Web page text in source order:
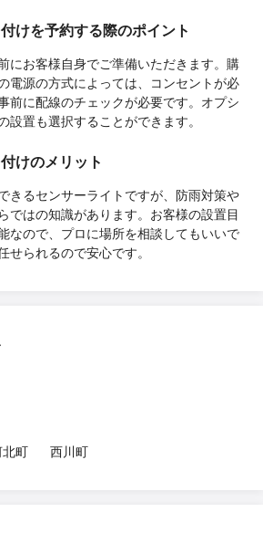
けを予約する際のポイント
にお客様自身でご準備いただきます。購
電源の方式によっては、コンセントが必
前に配線のチェックが必要です。オプシ
設置も選択することができます。
けのメリット
きるセンサーライトですが、防雨対策や
ではの知識があります。お客様の設置目
なので、プロに場所を相談してもいいで
られるので安心です。
町 西川町